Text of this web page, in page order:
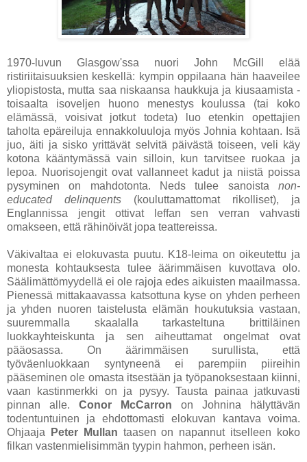
1970-luvun Glasgow'ssa nuori John McGill elää
ristiriitaisuuksien keskellä: kympin oppilaana hän haaveilee
yliopistosta, mutta saa niskaansa haukkuja ja kiusaamista -
toisaalta isoveljen huono menestys koulussa (tai koko
elämässä, voisivat jotkut todeta) luo etenkin opettajien
taholta epäreiluja ennakkoluuloja myös Johnia kohtaan. Isä
juo, äiti ja sisko yrittävät selvitä päivästä toiseen, veli käy
kotona kääntymässä vain silloin, kun tarvitsee ruokaa ja
lepoa. Nuorisojengit ovat vallanneet kadut ja niistä poissa
pysyminen on mahdotonta. Neds tulee sanoista non-
educated delinquents (kouluttamattomat rikolliset), ja
Englannissa jengit ottivat leffan sen verran vahvasti
omakseen, että rähinöivät jopa teattereissa.
Väkivaltaa ei elokuvasta puutu. K18-leima on oikeutettu ja
monesta kohtauksesta tulee äärimmäisen kuvottava olo.
Säälimättömyydellä ei ole rajoja edes aikuisten maailmassa.
Pienessä mittakaavassa katsottuna kyse on yhden perheen
ja yhden nuoren taistelusta elämän houkutuksia vastaan,
suuremmalla skaalalla tarkasteltuna brittiläinen
luokkayhteiskunta ja sen aiheuttamat ongelmat ovat
pääosassa. On äärimmäisen surullista, että
työväenluokkaan syntyneenä ei parempiin piireihin
pääseminen ole omasta itsestään ja työpanoksestaan kiinni,
vaan kastinmerkki on ja pysyy. Tausta painaa jatkuvasti
pinnan alle. Conor McCarron on Johnina hälyttävän
todentuntuinen ja ehdottomasti elokuvan kantava voima.
Ohjaaja Peter Mullan taasen on napannut itselleen koko
filkan vastenmielisimmän tyypin hahmon, perheen isän.